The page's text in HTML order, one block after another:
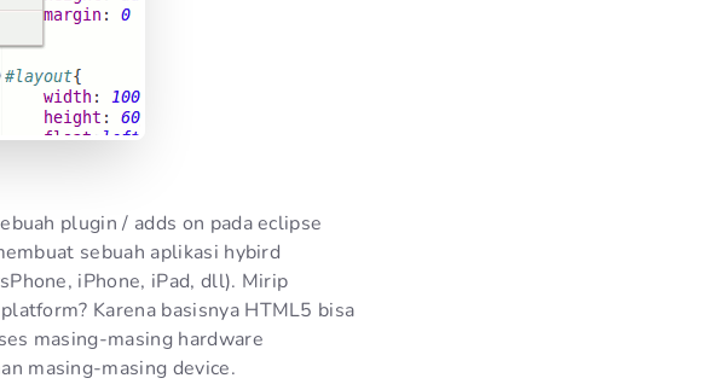
plugin / adds on pada eclipse
sebuah aplikasi hybird
iPhone, iPad, dll). Mirip
Karena basisnya HTML5 bisa
masing-masing hardware
masing-masing device.